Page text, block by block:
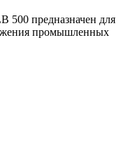
500 предназначен для
промышленных